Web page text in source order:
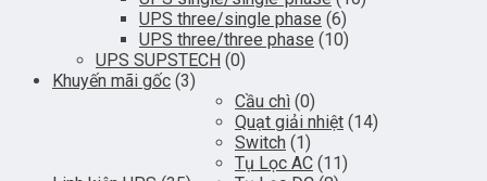
UPS three/single phase (6)
UPS three/three phase (10)
UPS SUPSTECH (0)
Khuyến mãi gốc (3)
Cầu chì (0)
Quạt giải nhiệt (14)
Switch (1)
Tụ Lọc AC (11)